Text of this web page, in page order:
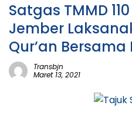
Satgas TMMD
Jember
Qur’an
Transbjn
Maret 13, 2021